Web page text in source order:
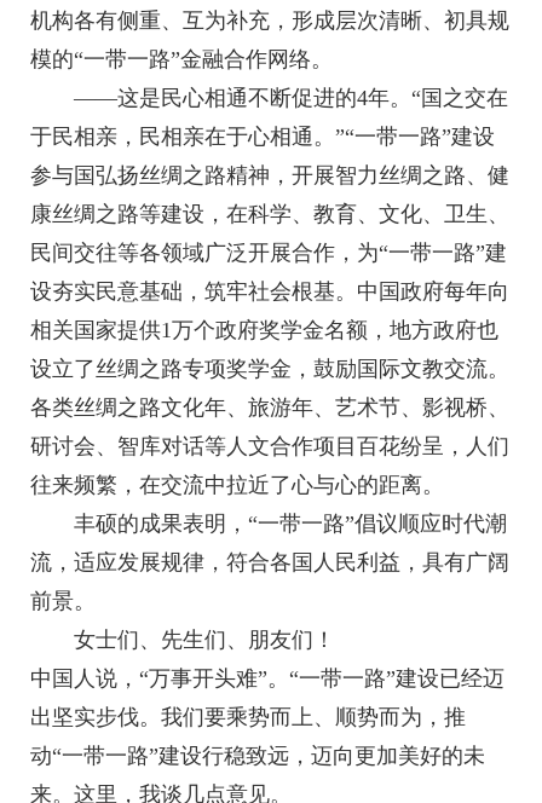
机构各有侧重、互为补充，形成层次清晰、初具规
模的“一带一路”金融合作网络。
——这是民心相通不断促进的4年。“国之交在
于民相亲，民相亲在于心相通。”“一带一路”建设
参与国弘扬丝绸之路精神，开展智力丝绸之路、健
康丝绸之路等建设，在科学、教育、文化、卫生、
民间交往等各领域广泛开展合作，为“一带一路”建
设夯实民意基础，筑牢社会根基。中国政府每年向
相关国家提供1万个政府奖学金名额，地方政府也
设立了丝绸之路专项奖学金，鼓励国际文教交流。
各类丝绸之路文化年、旅游年、艺术节、影视桥、
研讨会、智库对话等人文合作项目百花纷呈，人们
往来频繁，在交流中拉近了心与心的距离。
丰硕的成果表明，“一带一路”倡议顺应时代潮
流，适应发展规律，符合各国人民利益，具有广阔
前景。
女士们、先生们、朋友们！
中国人说，“万事开头难”。“一带一路”建设已经迈
出坚实步伐。我们要乘势而上、顺势而为，推
动“一带一路”建设行稳致远，迈向更加美好的未
来。这里，我谈几点意见。